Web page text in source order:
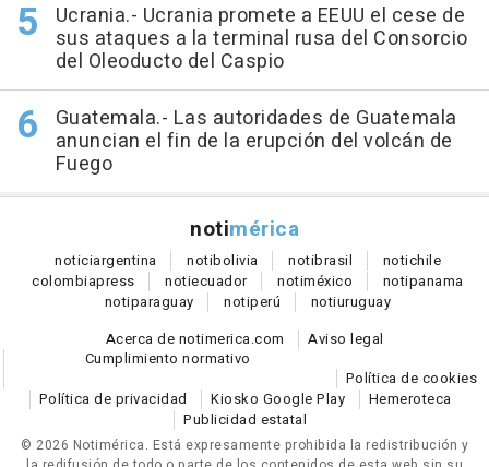
Ucrania.- Ucrania promete a EEUU el cese de
sus ataques a la terminal rusa del Consorcio
del Oleoducto del Caspio
Guatemala.- Las autoridades de Guatemala
anuncian el fin de la erupción del volcán de
Fuego
notimérica
noticiargentina notibolivia notibrasil notichile
colombiapress notiecuador notiméxico notipanama
notiparaguay notiperú notiuruguay
Acerca de notimerica.com
Aviso legal
Cumplimiento normativo
Política de cookies
Política de privacidad
Kiosko Google Play
Hemeroteca
Publicidad estatal
© 2026 Notimérica. Está expresamente prohibida la redistribución y